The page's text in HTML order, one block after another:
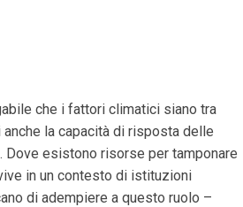
che i fattori climatici siano tra
la capacità di risposta delle
esistono risorse per tamponare
in un contesto di istituzioni
di adempiere a questo ruolo –